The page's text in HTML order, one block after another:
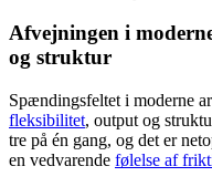
Afvejningen i
og struktur
Spændingsfeltet i moderne
fleksibilitet, output og
tre på én gang, og det er
en vedvarende følelse af